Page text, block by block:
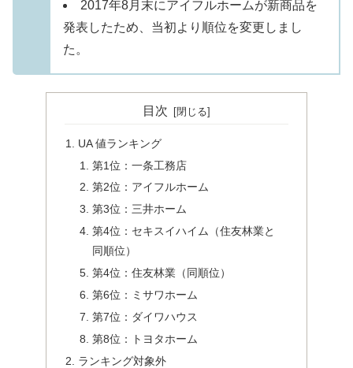
2017年8月末にアイフルホームが新商品を
発表したため、当初より順位を変更しまし
た。
目次
UA 値ランキング
第1位：一条工務店
第2位：アイフルホーム
第3位：三井ホーム
第4位：セキスイハイム（住友林業と
同順位）
第4位：住友林業（同順位）
第6位：ミサワホーム
第7位：ダイワハウス
第8位：トヨタホーム
ランキング対象外